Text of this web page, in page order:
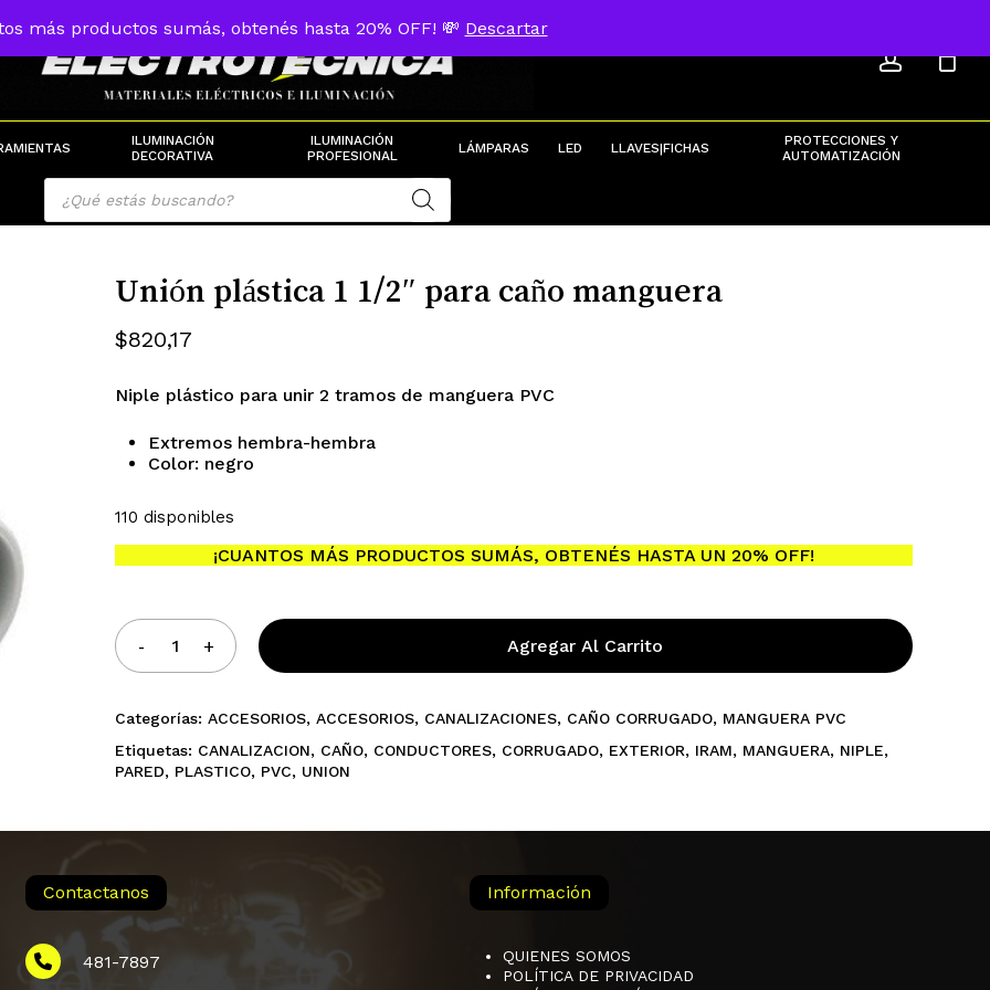
más productos sumás, obtenés hasta 20% OFF! 💸 Descartar
ILUMINACIÓN
DECORATIVA
ILUMINACIÓN
PROFESIONAL
LÁMPARAS LED LLAVES|FICHAS
PROTECCIONES Y
AUTOMATIZACIÓN
Cart Cart
No hay productos en el carrito.
Products
search
Unión plástica 1 1/2″ para caño manguera
$820,17
Niple plástico para unir 2 tramos de manguera PVC
Extremos hembra-hembra
Color: negro
110 disponibles
¡CUANTOS MÁS PRODUCTOS SUMÁS, OBTENÉS HASTA UN 20% OFF!
Agregar Al Carrito
Categorías: ACCESORIOS, ACCESORIOS, CANALIZACIONES, CAÑO CORRUGADO, MANGUERA PVC
Etiquetas: CANALIZACION, CAÑO, CONDUCTORES, CORRUGADO, EXTERIOR, IRAM, MANGUERA, NIPLE,
PARED, PLASTICO, PVC, UNION
Contactanos
481-7897
Información
QUIENES SOMOS
POLÍTICA DE PRIVACIDAD